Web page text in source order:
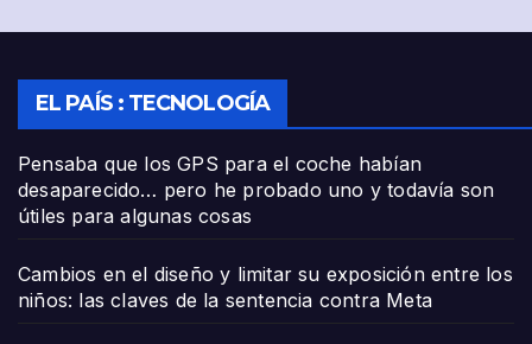
EL PAÍS : TECNOLOGÍA
Pensaba que los GPS para el coche habían
desaparecido… pero he probado uno y todavía son
útiles para algunas cosas
Cambios en el diseño y limitar su exposición entre los
niños: las claves de la sentencia contra Meta